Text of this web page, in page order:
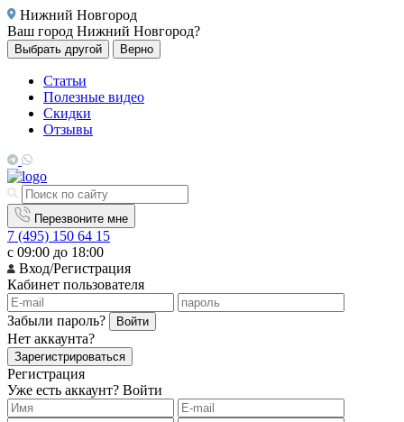
Нижний Новгород
Ваш город Нижний Новгород?
Выбрать другой Верно
Статьи
Полезные видео
Скидки
Отзывы
Перезвоните мне
7 (495) 150 64 15
с 09:00 до 18:00
Вход/Регистрация
Кабинет пользователя
Забыли пароль? Войти
Нет аккаунта?
Зарегистрироваться
Регистрация
Уже есть аккаунт? Войти